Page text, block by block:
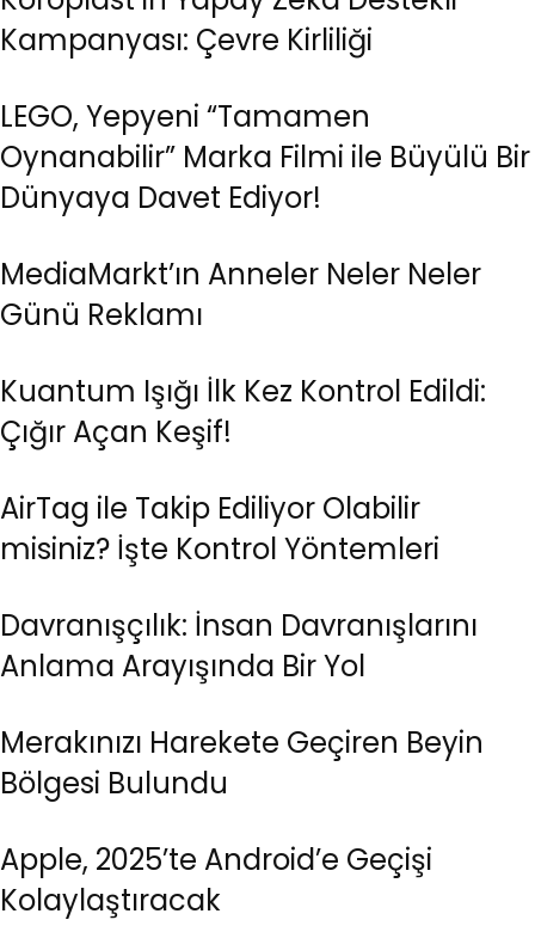
Kampanyası: Çevre Kirliliği
LEGO, Yepyeni “Tamamen
Oynanabilir” Marka Filmi ile Büyülü Bir
Dünyaya Davet Ediyor!
MediaMarkt’ın Anneler Neler Neler
Günü Reklamı
Kuantum Işığı İlk Kez Kontrol Edildi:
Çığır Açan Keşif!
AirTag ile Takip Ediliyor Olabilir
misiniz? İşte Kontrol Yöntemleri
Davranışçılık: İnsan Davranışlarını
Anlama Arayışında Bir Yol
Merakınızı Harekete Geçiren Beyin
Bölgesi Bulundu
Apple, 2025’te Android’e Geçişi
Kolaylaştıracak